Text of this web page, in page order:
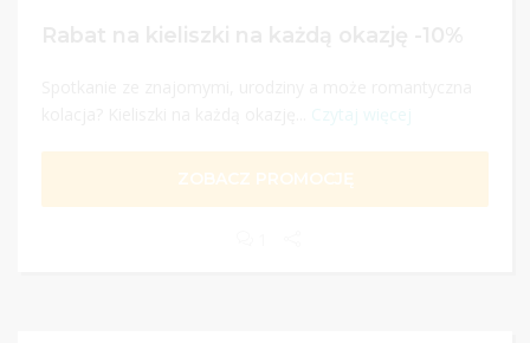
ZOBACZ PROMOCJĘ